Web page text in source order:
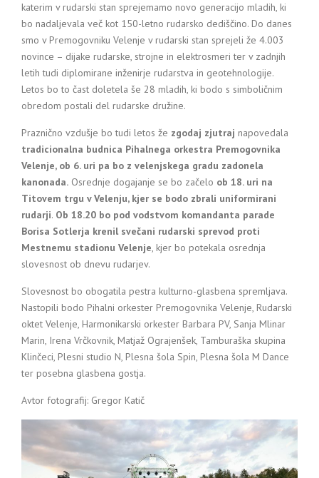
katerim v rudarski stan sprejemamo novo generacijo mladih, ki
bo nadaljevala več kot 150-letno rudarsko dediščino. Do danes
smo v Premogovniku Velenje v rudarski stan sprejeli že 4.003
novince – dijake rudarske, strojne in elektrosmeri ter v zadnjih
letih tudi diplomirane inženirje rudarstva in geotehnologije.
Letos bo to čast doletela še 28 mladih, ki bodo s simboličnim
obredom postali del rudarske družine.
Praznično vzdušje bo tudi letos že zgodaj zjutraj napovedala
tradicionalna budnica Pihalnega orkestra Premogovnika
Velenje, ob 6. uri pa bo z velenjskega gradu zadonela
kanonada. Osrednje dogajanje se bo začelo ob 18. uri na
Titovem trgu v Velenju, kjer se bodo zbrali uniformirani
rudarji. Ob 18.20 bo pod vodstvom komandanta parade
Borisa Sotlerja krenil svečani rudarski sprevod proti
Mestnemu stadionu Velenje, kjer bo potekala osrednja
slovesnost ob dnevu rudarjev.
Slovesnost bo obogatila pestra kulturno-glasbena spremljava.
Nastopili bodo Pihalni orkester Premogovnika Velenje, Rudarski
oktet Velenje, Harmonikarski orkester Barbara PV, Sanja Mlinar
Marin, Irena Vrčkovnik, Matjaž Ograjenšek, Tamburaška skupina
Klinčeci, Plesni studio N, Plesna šola Spin, Plesna šola M Dance
ter posebna glasbena gostja.
Avtor fotografij: Gregor Katič